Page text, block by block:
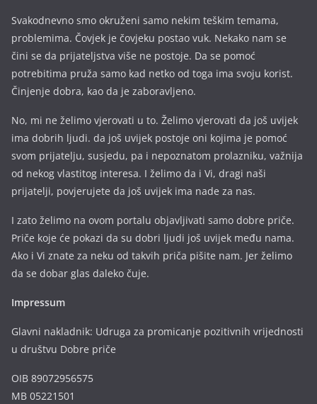
Svakodnevno smo okruženi samo nekim teškim temama,
problemima. Čovjek je čovjeku postao vuk. Nekako nam se
čini se da prijateljstva više ne postoje. Da se pomoć
potrebitima pruža samo kad netko od toga ima svoju korist.
Činjenje dobra, kao da je zaboravljeno.
No, mi ne želimo vjerovati u to. Želimo vjerovati da još uvijek
ima dobrih ljudi. da još uvijek postoje oni kojima je pomoć
svom prijatelju, susjedu, pa i nepoznatom prolazniku, važnija
od nekog vlastitog interesa. I želimo da i Vi, dragi naši
prijatelji, povjerujete da još uvijek ima nade za nas.
I zato želimo na ovom portalu objavljivati samo dobre priče.
Priče koje će pokazi da su dobri ljudi još uvijek među nama.
Ako i Vi znate za neku od takvih priča pišite nam. Jer želimo
da se dobar glas daleko čuje.
Impressum
Glavni nakladnik: Udruga za promicanje pozitivnih vrijednosti
u društvu Dobre priče
OIB 89072956575
MB 05221501